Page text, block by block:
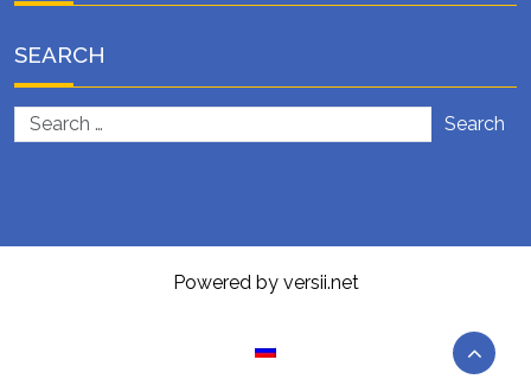
SEARCH
Search
Powered by versii.net